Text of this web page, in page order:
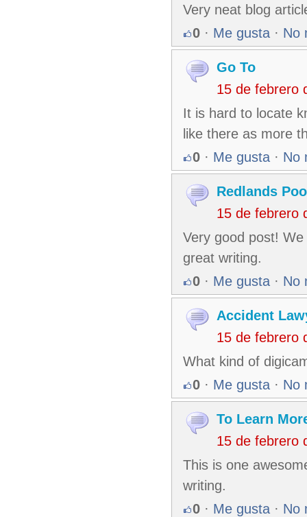
Very neat blog
0 · Me gusta · No
Go To
15 de febrero
It is hard to locate
like there as more
0 · Me gusta · No
Redlands
15 de febrero
Very good post!
great writing.
0 · Me gusta · No
Accident
15 de febrero
What kind of
0 · Me gusta · No
To Learn
15 de febrero
This is one
writing.
0 · Me gusta · No